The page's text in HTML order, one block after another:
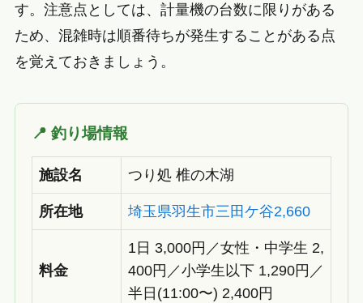
す。注意点としては、計量機の台数に限りがある
ため、混雑時は順番待ちが発生することがある点
を覚えておきましょう。
📍 釣り場情報
施設名 つり処 椎の木湖
所在地 埼玉県羽生市三田ケ谷2,660
料金
1日 3,000円／女性・中学生 2,
400円／小学生以下 1,290円／
半日(11:00〜) 2,400円